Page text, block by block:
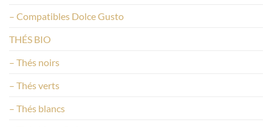
– Compatibles Dolce Gusto
THÉS BIO
– Thés noirs
– Thés verts
– Thés blancs